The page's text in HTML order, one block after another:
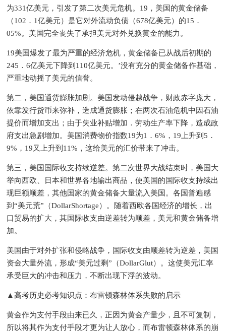
为331亿美元，引发了第二次美元危机。19，美国的黄金储备
（102．1亿美元）是它对外流动负债（678亿美元）的15．
05%。美国完全丧失了承担美元对外兑换黄金的能力。
19美国爆发了最为严重的经济危机，黄金储备已从战后初期的
245．6亿美元下降到110亿美元。’没有充分的黄金储备作基础，
严重地动摇了美元的信誉。
第二，美国通货膨胀加剧。美国发动侵越战争，财政赤字庞大，
依靠发行货币来弥补，造成通货膨胀；在两次石油危机中因石油
提价而增加支出；由于失业补贴增加．劳动生产率下降，造成政
府支出急剧增加。美国消费物价指数19为1．6%，19上升到5．
9%，19又上升到11%，这给美元的汇价带来了冲击。
第三，美国国际收支持续逆差。第二次世界大战结束时，美国大
举向西欧、日本和世界各地输出商品，使美国的国际收支持续出
现巨额顺差，其他国家的黄金储备大量流入美国。各国普遍感
到“美元荒”（DollarShortage）。随着西欧各国经济的增长，出
口贸易的扩大，其国际收支由逆差转为顺差，美元和黄金储备增
加。
美国由于对外扩张和侵略战争，国际收支由顺差转为逆差，美国
资金大量外流，形成“美元过剩”（DollarGlut）。这使美元汇率
承受巨大的冲击和压力，不断出现下浮的波动。
▲高考历史必考知识点：布雷顿森林体系失败的启示
黄金作为支付手段由来已久，正因为黄金产量少，且不可复制，
所以将其作为支付手段才更为让人放心，而布雷顿森林体系的崩